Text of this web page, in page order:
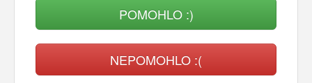
POMOHLO :)
NEPOMOHLO :(